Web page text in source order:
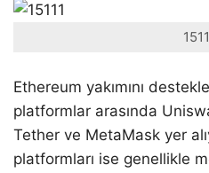
Ethereum yakımını
platformlar arasında
Tether ve MetaMask yer
platformları ise genellikle